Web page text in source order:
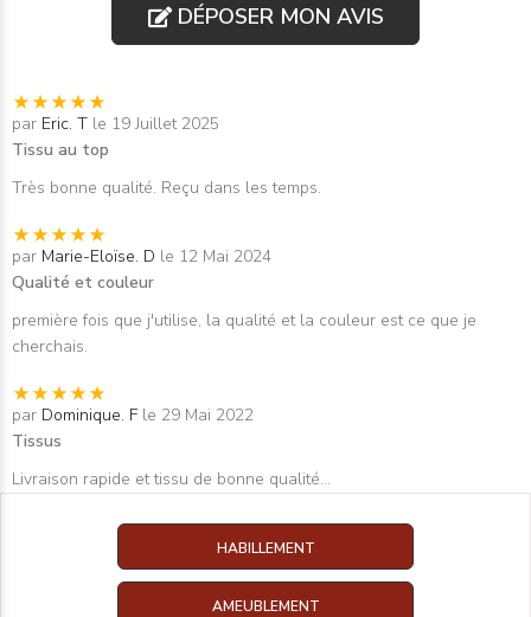
DÉPOSER MON AVIS
par Eric. T le 19 Juillet 2025
Tissu au top
Très bonne qualité. Reçu dans les temps.
par Marie-Eloïse. D le 12 Mai 2024
Qualité et couleur
première fois que j'utilise, la qualité et la couleur est ce que je
cherchais.
par Dominique. F le 29 Mai 2022
Tissus
Livraison rapide et tissu de bonne qualité...
HABILLEMENT
AMEUBLEMENT